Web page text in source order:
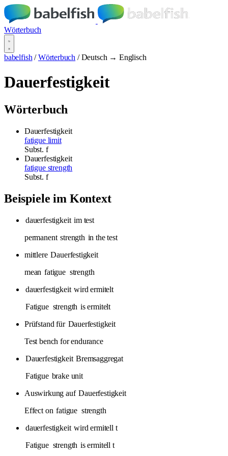
Wörterbuch
babelfish / Wörterbuch / Deutsch → Englisch
Dauerfestigkeit
Wörterbuch
Dauerfestigkeit
fatigue limit
Subst. f
Dauerfestigkeit
fatigue strength
Subst. f
Beispiele im Kontext
dauerfestigkeit im test
permanent strength in the test
mittlere Dauerfestigkeit
mean fatigue strength
dauerfestigkeit wird ermitelt
Fatigue strength is ermitelt
Prüfstand für Dauerfestigkeit
Test bench for endurance
Dauerfestigkeit Bremsaggregat
Fatigue brake unit
Auswirkung auf Dauerfestigkeit
Effect on fatigue strength
dauerfestigkeit wird ermitell t
Fatigue strength is ermitell t